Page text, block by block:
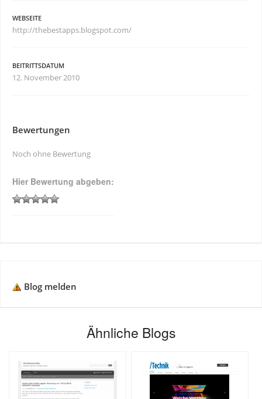
WEBSEITE
http://thebestapps.blogspot.com/
BEITRITTSDATUM
12. November 2010
Bewertungen
Noch ohne Bewertung
Hier Bewertung abgeben:
Blog melden
Ähnliche Blogs